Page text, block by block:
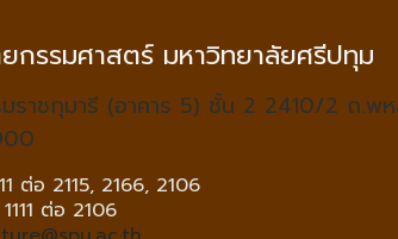
กรรมศาสตร์ มหาวิทยาลัยศรีปทุม
มราชกุมารี (อาคาร 5) ชั้น 2 2410/2 ถ.พ
ต่อ 2115, 2166, 2106
ต่อ 2106